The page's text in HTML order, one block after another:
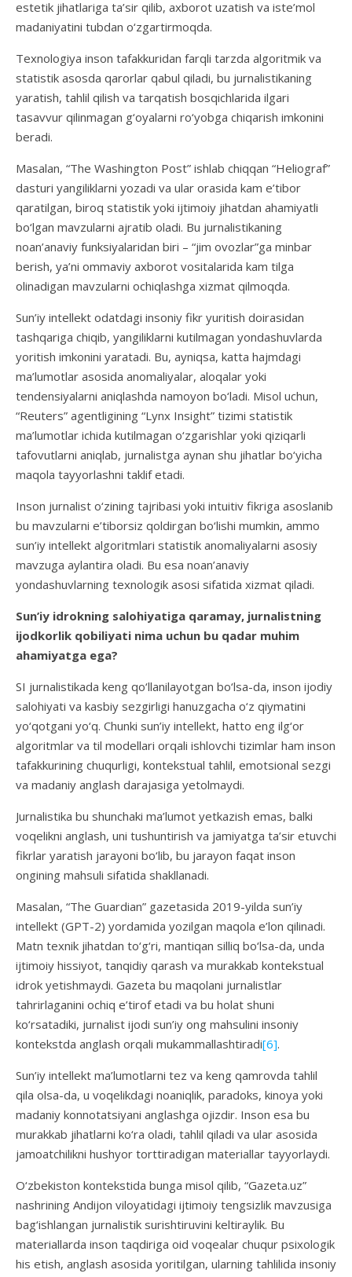
estetik jihatlariga ta’sir qilib, axborot uzatish va iste’mol
madaniyatini tubdan o‘zgartirmoqda.
Texnologiya inson tafakkuridan farqli tarzda algoritmik va
statistik asosda qarorlar qabul qiladi, bu jurnalistikaning
yaratish, tahlil qilish va tarqatish bosqichlarida ilgari
tasavvur qilinmagan g‘oyalarni ro‘yobga chiqarish imkonini
beradi.
Masalan, “The Washington Post” ishlab chiqqan “Heliograf”
dasturi yangiliklarni yozadi va ular orasida kam e’tibor
qaratilgan, biroq statistik yoki ijtimoiy jihatdan ahamiyatli
bo‘lgan mavzularni ajratib oladi. Bu jurnalistikaning
noan’anaviy funksiyalaridan biri – “jim ovozlar”ga minbar
berish, ya’ni ommaviy axborot vositalarida kam tilga
olinadigan mavzularni ochiqlashga xizmat qilmoqda.
Sun’iy intellekt odatdagi insoniy fikr yuritish doirasidan
tashqariga chiqib, yangiliklarni kutilmagan yondashuvlarda
yoritish imkonini yaratadi. Bu, ayniqsa, katta hajmdagi
ma’lumotlar asosida anomaliyalar, aloqalar yoki
tendensiyalarni aniqlashda namoyon bo‘ladi. Misol uchun,
“Reuters” agentligining “Lynx Insight” tizimi statistik
ma’lumotlar ichida kutilmagan o‘zgarishlar yoki qiziqarli
tafovutlarni aniqlab, jurnalistga aynan shu jihatlar bo‘yicha
maqola tayyorlashni taklif etadi.
Inson jurnalist o‘zining tajribasi yoki intuitiv fikriga asoslanib
bu mavzularni e’tiborsiz qoldirgan bo‘lishi mumkin, ammo
sun’iy intellekt algoritmlari statistik anomaliyalarni asosiy
mavzuga aylantira oladi. Bu esa noan’anaviy
yondashuvlarning texnologik asosi sifatida xizmat qiladi.
Sun’iy idrokning salohiyatiga qaramay, jurnalistning
ijodkorlik qobiliyati nima uchun bu qadar muhim
ahamiyatga ega?
SI jurnalistikada keng qo‘llanilayotgan bo‘lsa-da, inson ijodiy
salohiyati va kasbiy sezgirligi hanuzgacha o‘z qiymatini
yo‘qotgani yo‘q. Chunki sun’iy intellekt, hatto eng ilg‘or
algoritmlar va til modellari orqali ishlovchi tizimlar ham inson
tafakkurining chuqurligi, kontekstual tahlil, emotsional sezgi
va madaniy anglash darajasiga yetolmaydi.
Jurnalistika bu shunchaki ma’lumot yetkazish emas, balki
voqelikni anglash, uni tushuntirish va jamiyatga ta’sir etuvchi
fikrlar yaratish jarayoni bo‘lib, bu jarayon faqat inson
ongining mahsuli sifatida shakllanadi.
Masalan, “The Guardian” gazetasida 2019-yilda sun’iy
intellekt (GPT-2) yordamida yozilgan maqola e’lon qilinadi.
Matn texnik jihatdan to‘g‘ri, mantiqan silliq bo‘lsa-da, unda
ijtimoiy hissiyot, tanqidiy qarash va murakkab kontekstual
idrok yetishmaydi. Gazeta bu maqolani jurnalistlar
tahrirlaganini ochiq e’tirof etadi va bu holat shuni
ko‘rsatadiki, jurnalist ijodi sun’iy ong mahsulini insoniy
kontekstda anglash orqali mukammallashtiradi[6].
Sun’iy intellekt ma’lumotlarni tez va keng qamrovda tahlil
qila olsa-da, u voqelikdagi noaniqlik, paradoks, kinoya yoki
madaniy konnotatsiyani anglashga ojizdir. Inson esa bu
murakkab jihatlarni ko‘ra oladi, tahlil qiladi va ular asosida
jamoatchilikni hushyor torttiradigan materiallar tayyorlaydi.
O‘zbekiston kontekstida bunga misol qilib, “Gazeta.uz”
nashrining Andijon viloyatidagi ijtimoiy tengsizlik mavzusiga
bag‘ishlangan jurnalistik surishtiruvini keltiraylik. Bu
materiallarda inson taqdiriga oid voqealar chuqur psixologik
his etish, anglash asosida yoritilgan, ularning tahlilida insoniy